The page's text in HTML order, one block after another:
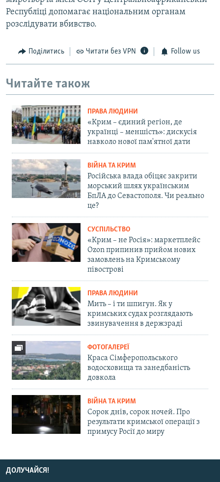
Республіці допомагає національним органам
розслідувати вбивство.
Поділитись Читати без VPN Follow us
Читайте також
ПРАВА ЛЮДИНИ
«Крим – єдиний регіон, де
українці – меншість»: дискусія
навколо нової пам'ятної дати
ВІЙНА ТА КРИМ
Російська влада обіцяє закрити
морський шлях українським
БпЛА до Севастополя. Чи реально
це?
СУСПІЛЬСТВО
«Крим – не Росія»: маркетплейс
Ozon припинив прийом нових
замовлень на Кримському
півострові
ПРАВА ЛЮДИНИ
Мить – і ти шпигун. Як у
кримських судах розглядають
звинувачення в держзраді
ФОТОГАЛЕРЕЇ
Краса Сімферопольського
водосховища та занедбаність
довкола
ВІЙНА ТА КРИМ
Сорок днів, сорок ночей. Про
результати кримської операції з
примусу Росії до миру
ДОЛУЧАЙСЯ!